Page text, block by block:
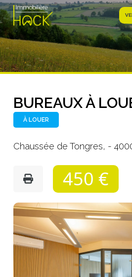
BUREAUX À
À LOUER
Chaussée de Tongres, -
450 €
Photo
l'album